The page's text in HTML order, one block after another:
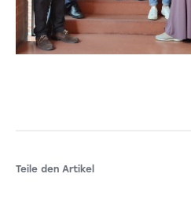
Teile den Artikel